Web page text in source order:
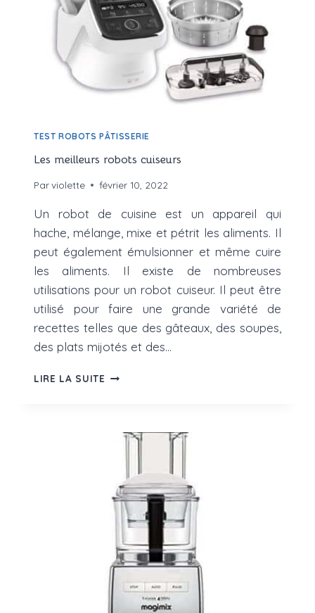
TEST ROBOTS PÂTISSERIE
Les meilleurs robots cuiseurs
Parviolette février 10, 2022
Un robot de cuisine est un appareil qui
hache, mélange, mixe et pétrit les aliments. Il
peut également émulsionner et même cuire
les aliments. Il existe de nombreuses
utilisations pour un robot cuiseur. Il peut être
utilisé pour faire une grande variété de
recettes telles que des gâteaux, des soupes,
des plats mijotés et des…
LIRE LA SUITE LES